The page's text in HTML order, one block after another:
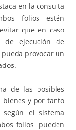
en la consulta
folios estén
que en caso
ejecución de
provocar un
de las posibles
bienes y por tanto
el sistema
folios pueden